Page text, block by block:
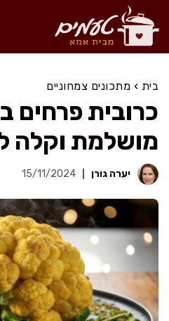
לדלג
לתוכן
בית › מתכונים צמחוניים
כרובית פרחים
מושלמת וקלה
יערה גורן 15/11/2024